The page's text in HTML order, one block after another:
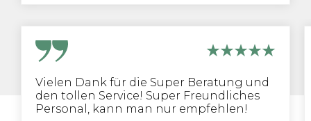
Vielen Dank für die Super Beratung und
den tollen Service! Super Freundliches
Personal, kann man nur empfehlen!